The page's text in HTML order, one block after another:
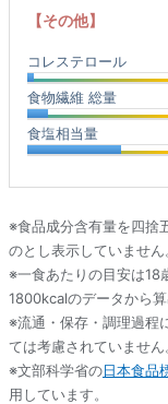
【その他】
コレステロール
食物繊維 総量
食塩相当量
※食品成分含有量を四捨
のとし表示していません
※一食あたりの目安は18
1800kcalのデータから算
※流通・保存・調理過程
ては考慮されていません
※文部科学省の日本食品
用しています。